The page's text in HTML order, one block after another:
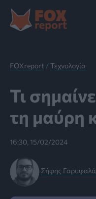
στο
περιεχόμενο
FOXreport /Τεχνολογία
Τι
τη μαύρη
16:30, 15/02/2024
Σήφης